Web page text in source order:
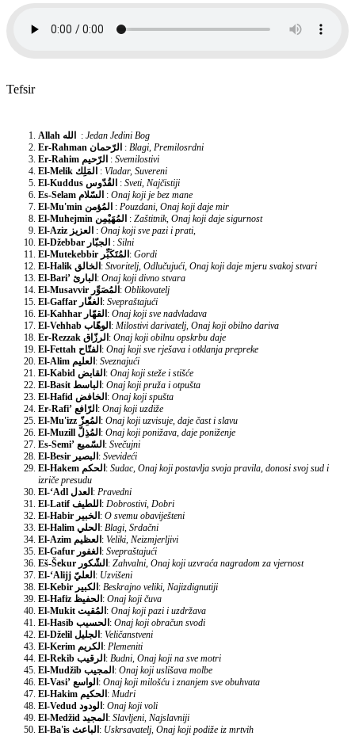
Tefsir
Allah الله : Jedan Jedini Bog
Er-Rahman الرّحمان : Blagi, Premilosrdni
Er-Rahim الرّحيم : Svemilostivi
El-Melik المَلِك : Vladar, Suvereni
El-Kuddus القُدّوس : Sveti, Najčistiji
Es-Selam السّلام : Onaj koji je bez mane
El-Mu'min المُؤمن : Pouzdani, Onaj koji daje mir
El-Muhejmin المُهَيْمِن : Zaštitnik, Onaj koji daje sigurnost
El-Aziz العزيز : Onaj koji sve pazi i prati,
El-Džebbar الجبّار : Silni
El-Mutekebbir المُتَكَبِّر: Gordi
El-Halik الخالق: Stvoritelj, Odlučujući, Onaj koji daje mjeru svakoj stvari
El-Bari’ البارئ: Onaj koji divno stvara
El-Musavvir المُصَوِّر: Oblikovatelj
El-Gaffar الغفّار: Svepraštajući
El-Kahhar القهّار: Onaj koji sve nadvladava
El-Vehhab الوهّاب: Milostivi darivatelj, Onaj koji obilno dariva
Er-Rezzak الرزّاق: Onaj koji obilnu opskrbu daje
El-Fettah الفتّاح: Onaj koji sve rješava i otklanja prepreke
El-Alim العليم: Sveznajući
El-Kabid القابض: Onaj koji steže i stišće
El-Basit الباسط: Onaj koji pruža i otpušta
El-Hafid الخافض: Onaj koji spušta
Er-Rafi’ الرّافع: Onaj koji uzdiže
El-Mu'izz المُعِزّ: Onaj koji uzvisuje, daje čast i slavu
El-Muzill المُذِلّ: Onaj koji ponižava, daje poniženje
Es-Semi’ السّميع: Svečujni
El-Besir البصير: Svevideći
El-Hakem الحكم: Sudac, Onaj koji postavlja svoja pravila, donosi svoj sud i
izriče presudu
El-‘Adl العدل: Pravedni
El-Latif اللطيف: Dobrostivi, Dobri
El-Habir الخبير: O svemu obaviješteni
El-Halim الحلي: Blagi, Srdačni
El-Azim العظيم: Veliki, Neizmjerljivi
El-Gafur الغفور: Svepraštajući
Eš-Šekur الشّكور: Zahvalni, Onaj koji uzvraća nagradom za vjernost
El-‘Alijj العليّ: Uzvišeni
El-Kebir الكبير: Beskrajno veliki, Najizdignutiji
El-Hafiz الحفيظ: Onaj koji čuva
El-Mukit المُقيت: Onaj koji pazi i uzdržava
El-Hasib الحسيب: Onaj koji obračun svodi
El-Dželil الجليل: Veličanstveni
El-Kerim الكريم: Plemeniti
El-Rekib الرقيب: Budni, Onaj koji na sve motri
El-Mudžib المجيب: Onaj koji uslišava molbe
El-Vasi’ الواسع: Onaj koji milošću i znanjem sve obuhvata
El-Hakim الحكيم: Mudri
El-Vedud الودود: Onaj koji voli
El-Medžid المجيد: Slavljeni, Najslavniji
El-Ba'is الباعث: Uskrsavatelj, Onaj koji podiže iz mrtvih